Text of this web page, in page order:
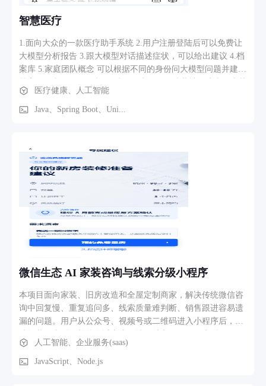
智慧医疗
1.面向大众的一款医疗助手系统 2.用户注册登陆后可以免费让
大模型分析报告 3.跟大模型对话描述症状，可以给出建议 4.档
案库 5.家庭团队概念 可以根据不同的身份问大模型问题并建立
围定制化使用
医疗健康、人工智能
Java、Spring Boot、Uni...
微信生态 AI 家装咨询与线索分级小程序
本项目面向家装、旧房改造和全屋定制商家，解决传统微信咨
询中回复慢、重复追问多、线索质量难判断、销售跟进容易遗
漏的问题。用户从公众号、视频号或二维码进入小程序后，可
算、开工时间、偏好风格和具体需求。系统结合商家已确认知
识与 MiniMax 大模型，生成需求洞察、量房准备清单、风险提
人工智能、企业服务(saas)
JavaScript、Node.js